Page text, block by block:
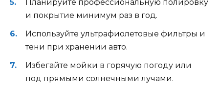
Планируйте профессиональную полировку
и покрытие минимум раз в год.
Используйте ультрафиолетовые фильтры и
тени при хранении авто.
Избегайте мойки в горячую погоду или
под прямыми солнечными лучами.